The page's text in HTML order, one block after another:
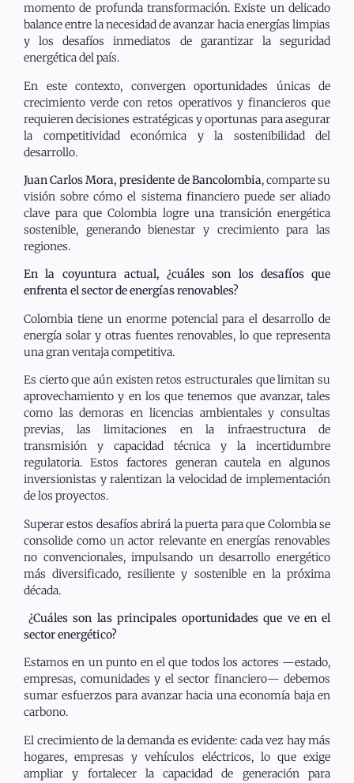
momento de profunda transformación. Existe un delicado
balance entre la necesidad de avanzar hacia energías limpias
y los desafíos inmediatos de garantizar la seguridad
energética del país.
En este contexto, convergen oportunidades únicas de
crecimiento verde con retos operativos y financieros que
requieren decisiones estratégicas y oportunas para asegurar
la competitividad económica y la sostenibilidad del
desarrollo.
Juan Carlos Mora, presidente de Bancolombia, comparte su
visión sobre cómo el sistema financiero puede ser aliado
clave para que Colombia logre una transición energética
sostenible, generando bienestar y crecimiento para las
regiones.
En la coyuntura actual, ¿cuáles son los desafíos que
enfrenta el sector de energías renovables?
Colombia tiene un enorme potencial para el desarrollo de
energía solar y otras fuentes renovables, lo que representa
una gran ventaja competitiva.
Es cierto que aún existen retos estructurales que limitan su
aprovechamiento y en los que tenemos que avanzar, tales
como las demoras en licencias ambientales y consultas
previas, las limitaciones en la infraestructura de
transmisión y capacidad técnica y la incertidumbre
regulatoria. Estos factores generan cautela en algunos
inversionistas y ralentizan la velocidad de implementación
de los proyectos.
Superar estos desafíos abrirá la puerta para que Colombia se
consolide como un actor relevante en energías renovables
no convencionales, impulsando un desarrollo energético
más diversificado, resiliente y sostenible en la próxima
década.
¿Cuáles son las principales oportunidades que ve en el
sector energético?
Estamos en un punto en el que todos los actores —estado,
empresas, comunidades y el sector financiero— debemos
sumar esfuerzos para avanzar hacia una economía baja en
carbono.
El crecimiento de la demanda es evidente: cada vez hay más
hogares, empresas y vehículos eléctricos, lo que exige
ampliar y fortalecer la capacidad de generación para